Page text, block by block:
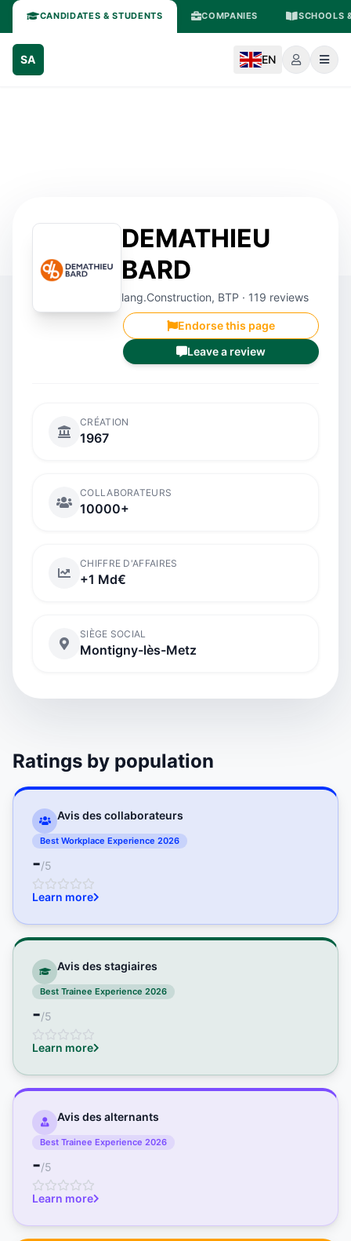
CANDIDATES & STUDENTS COMPANIES SCHOOLS
SA EN
DEMATHIEU
BARD
lang.Construction, BTP · 119 reviews
Endorse this page
Leave a review
CRÉATION
1967
COLLABORATEURS
10000+
CHIFFRE D'AFFAIRES
+1 Md€
SIÈGE SOCIAL
Montigny-lès-Metz
Ratings by population
Avis des collaborateurs
Best Workplace Experience 2026
-/5
Learn more
Avis des stagiaires
Best Trainee Experience 2026
-/5
Learn more
Avis des alternants
Best Trainee Experience 2026
-/5
Learn more